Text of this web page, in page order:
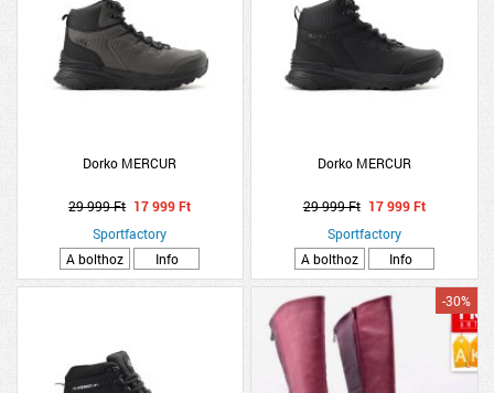
Dorko MERCUR
29 999 Ft 17 999 Ft
Sportfactory
A bolthoz
Info
Dorko MERCUR
29 999 Ft 17 999 Ft
Sportfactory
A bolthoz
Info
-30%